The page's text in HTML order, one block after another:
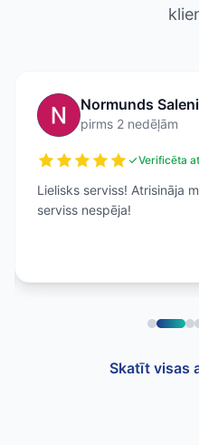
Normunds
pirms 2 nedēļām
Verificēta
Lielisks serviss! Atrisināja
serviss nespēja!
Skatīt visas